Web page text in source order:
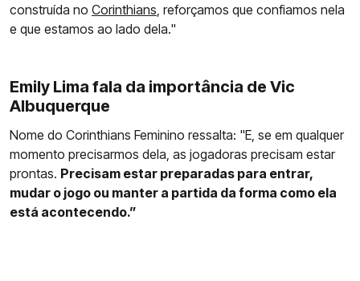
construída no Corinthians , reforçamos que confiamos nela
e que estamos ao lado dela."
Emily Lima fala da importância de Vic
Albuquerque
Nome do Corinthians Feminino ressalta: "E, se em qualquer
momento precisarmos dela, as jogadoras precisam estar
prontas. Precisam estar preparadas para entrar,
mudar o jogo ou manter a partida da forma como ela
está acontecendo.”